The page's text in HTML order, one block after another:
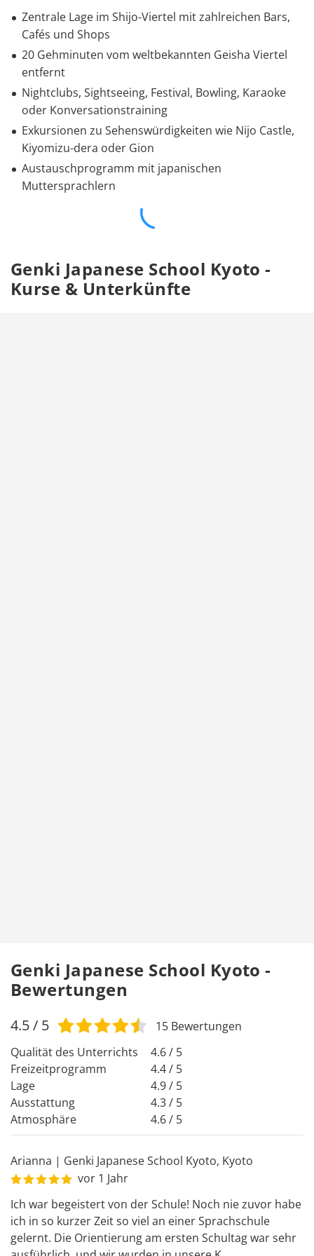
Zentrale Lage im Shijo-Viertel mit zahlreichen Bars,
Cafés und Shops
20 Gehminuten vom weltbekannten Geisha Viertel
entfernt
Nightclubs, Sightseeing, Festival, Bowling, Karaoke
oder Konversationstraining
Exkursionen zu Sehenswürdigkeiten wie Nijo Castle,
Kiyomizu-dera oder Gion
Austauschprogramm mit japanischen
Muttersprachlern
Genki Japanese School Kyoto -
Kurse & Unterkünfte
Genki Japanese School Kyoto -
Bewertungen
4.5/ 5 15 Bewertungen
Qualität des Unterrichts
4.6 / 5
Freizeitprogramm
4.4 / 5
Lage
4.9 / 5
Ausstattung
4.3 / 5
Atmosphäre
4.6 / 5
Arianna | Genki Japanese School Kyoto, Kyoto
vor 1 Jahr
Ich war begeistert von der Schule! Noch nie zuvor habe
ich in so kurzer Zeit so viel an einer Sprachschule
gelernt. Die Orientierung am ersten Schultag war sehr